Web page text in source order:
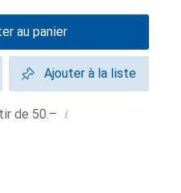
au panier
Ajouter à la liste
de 50.– i